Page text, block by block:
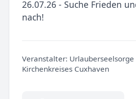
26.07.26 - Suche Frieden
nach!
Veranstalter: Urlauberseelsorge
Kirchenkreises Cuxhaven